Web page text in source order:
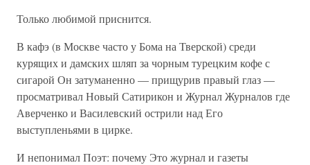
Только любимой приснится.
В кафэ (в Москве часто у Бома на Тверской) среди
курящих и дамских шляп за чорным турецким кофе с
сигарой Он затуманенно — прищурив правый глаз —
просматривал Новый Сатирикон и Журнал Журналов где
Аверченко и Василевский острили над Его
выступленьями в цирке.
И непонимал Поэт: почему Это журнал и газеты